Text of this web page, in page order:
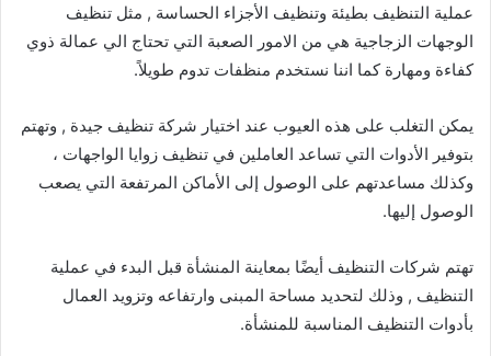
عملية التنظيف بطيئة وتنظيف الأجزاء الحساسة , مثل تنظيف
الوجهات الزجاجية هي من الامور الصعبة التي تحتاج الي عمالة ذوي
كفاءة ومهارة كما اننا نستخدم منظفات تدوم طويلاً.
يمكن التغلب على هذه العيوب عند اختيار شركة تنظيف جيدة , وتهتم
بتوفير الأدوات التي تساعد العاملين في تنظيف زوايا الواجهات ،
وكذلك مساعدتهم على الوصول إلى الأماكن المرتفعة التي يصعب
الوصول إليها.
تهتم شركات التنظيف أيضًا بمعاينة المنشأة قبل البدء في عملية
التنظيف , وذلك لتحديد مساحة المبنى وارتفاعه وتزويد العمال
بأدوات التنظيف المناسبة للمنشأة.